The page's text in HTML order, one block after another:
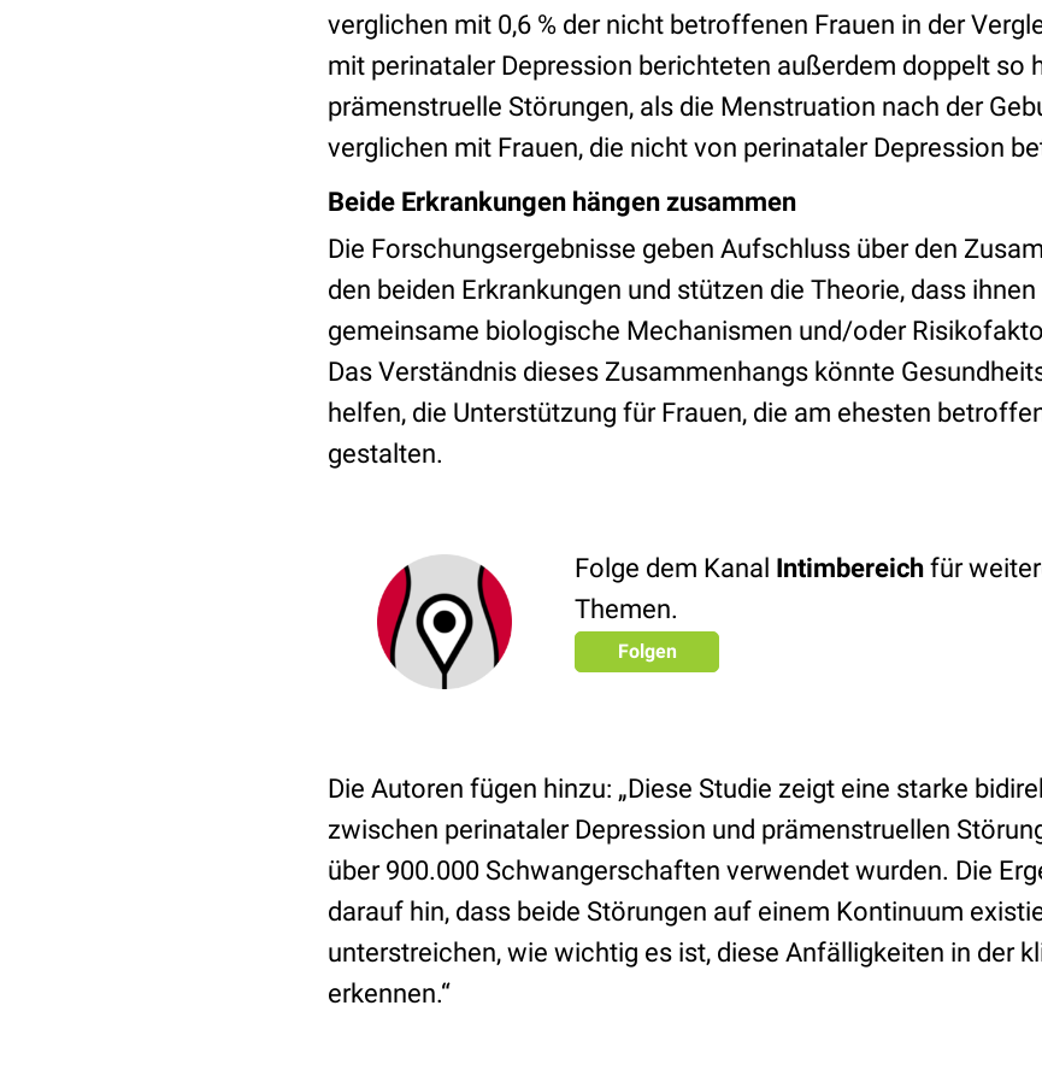
verglichen mit 0,6 % der nicht betroffenen Frauen in der
mit perinataler Depression berichteten außerdem doppelt so
prämenstruelle Störungen, als die Menstruation nach der
verglichen mit Frauen, die nicht von perinataler Depression
Beide Erkrankungen hängen zusammen
Die Forschungsergebnisse geben Aufschluss über den
den beiden Erkrankungen und stützen die Theorie, dass
gemeinsame biologische Mechanismen und/oder
Das Verständnis dieses Zusammenhangs könnte
helfen, die Unterstützung für Frauen, die am ehesten
gestalten.
Folge dem Kanal Intimbereich für
Themen.
Folgen
Die Autoren fügen hinzu: „Diese Studie zeigt eine starke
zwischen perinataler Depression und prämenstruellen
über 900.000 Schwangerschaften verwendet wurden. Die
darauf hin, dass beide Störungen auf einem Kontinuum
unterstreichen, wie wichtig es ist, diese Anfälligkeiten in der
erkennen.“